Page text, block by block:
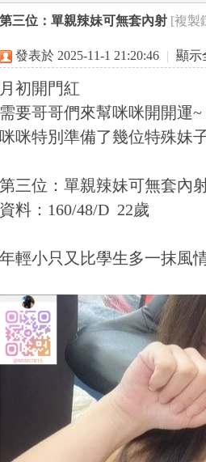
› ›
第三位：單親辣妹可無套內射 [複製
發表於 2025-11-1 21:20:46 | 顯示
月初開門紅
需要哥哥們來幫咪咪開開運~
咪咪特別準備了幾位特殊妹
第三位：單親辣妹可無套內
資料：160/48/D 22歲
年輕小只又比學生多一抹風